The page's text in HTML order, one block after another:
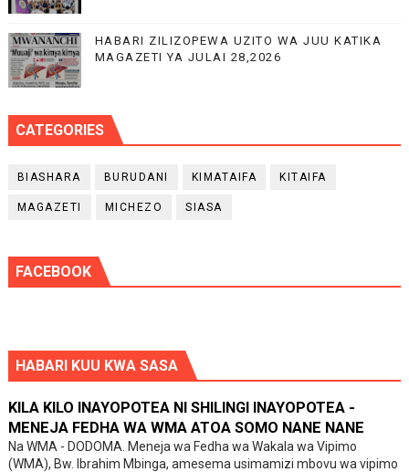
HABARI ZILIZOPEWA UZITO WA JUU KATIKA
MAGAZETI YA JULAI 28,2026
CATEGORIES
BIASHARA BURUDANI KIMATAIFA KITAIFA
MAGAZETI MICHEZO SIASA
FACEBOOK
HABARI KUU KWA SASA
KILA KILO INAYOPOTEA NI SHILINGI INAYOPOTEA -
MENEJA FEDHA WA WMA ATOA SOMO NANE NANE
Na WMA - DODOMA. Meneja wa Fedha wa Wakala wa Vipimo
(WMA), Bw. Ibrahim Mbinga, amesema usimamizi mbovu wa vipimo